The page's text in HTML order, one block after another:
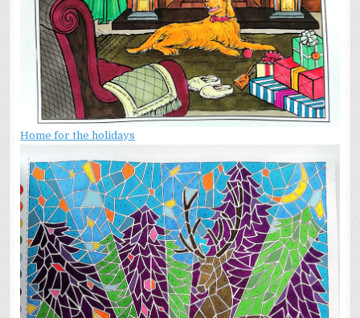
Home for the holidays